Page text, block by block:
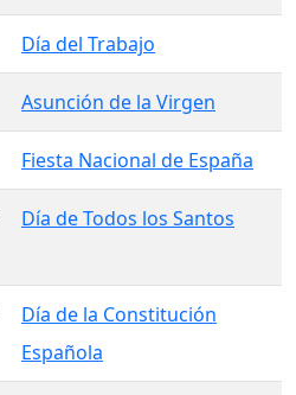
Día del Trabajo
Asunción de la Virgen
Fiesta Nacional de España
Día de Todos los Santos
Día de la Constitución
Española